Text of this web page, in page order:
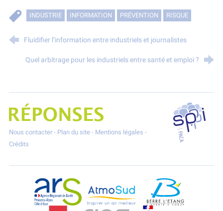
INDUSTRIE INFORMATION PRÉVENTION RISQUE
Fluidifier l’information entre industriels et journalistes
Quel arbitrage pour les industriels entre santé et emploi ?
Projet Réponses - Réduire les POllutioNs en Santé Environnement
Nous contacter- Plan du site- Mentions légales -
Crédits
SPPPI
ARS Paca AtmoSud Berre l'Etang